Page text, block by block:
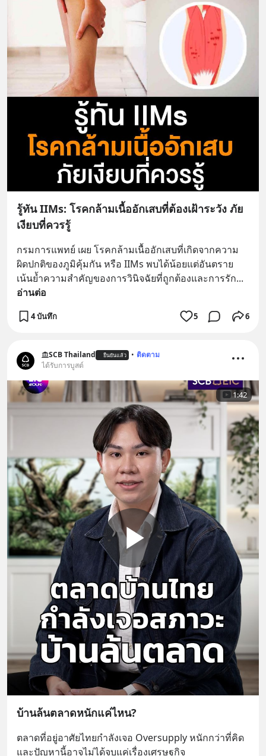
รู้ทัน IIMs: โรคกล้ามเนื้ออักเสบที่ต้องเฝ้าระวัง ภัย
เงียบที่ควรรู้
กรมการแพทย์ เผย โรคกล้ามเนื้ออักเสบที่เกิดจากความ
ผิดปกติของภูมิคุ้มกัน หรือ IIMs พบได้น้อยแต่อันตราย
เน้นย้ำความสำคัญของการวินิจฉัยที่ถูกต้องและการรัก
อ่านต่อ
4 บันทึก 5 6
SCB Thailand ยืนยันแล้ว • ติดตาม
ได้รับการบูสต์
1:42
บ้านล้นตลาดหนักแค่ไหน?
ตลาดที่อยู่อาศัยไทยกำลังเจอ Oversupply หนักกว่าที่คิด
และปัญหานี้อาจไม่ได้จบแค่เรื่องเศรษฐกิจ